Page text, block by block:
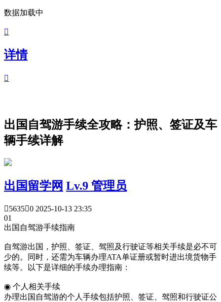
数据加载中

详情

出国自驾游手续全攻略：护照、签证及车
辆手续详解
出国留学网 Lv.9 管理员
56350 2025-10-13 23:35
01
出国自驾游手续指南
自驾游出国，护照、签证、驾照及行驶证等相关手续是必不可
少的。同时，还需为车辆办理ATA单证册或暂时进出境货物手
续等。以下是详细的手续办理指南：
◉ 个人相关手续
办理出国自驾游的个人手续包括护照、签证、驾照和行驶证公